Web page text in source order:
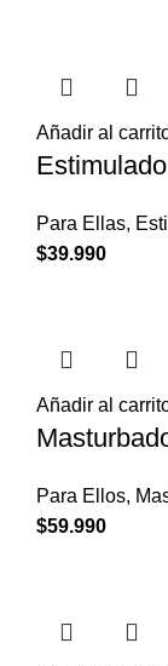
$34.990.
Añadir al
Para Ellas,
$39.990
Añadir al
Para Ellos,
$59.990